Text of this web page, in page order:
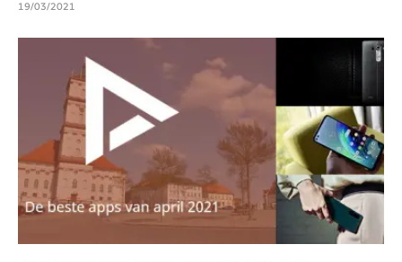
19/03/2021